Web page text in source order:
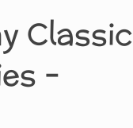
Classic
–